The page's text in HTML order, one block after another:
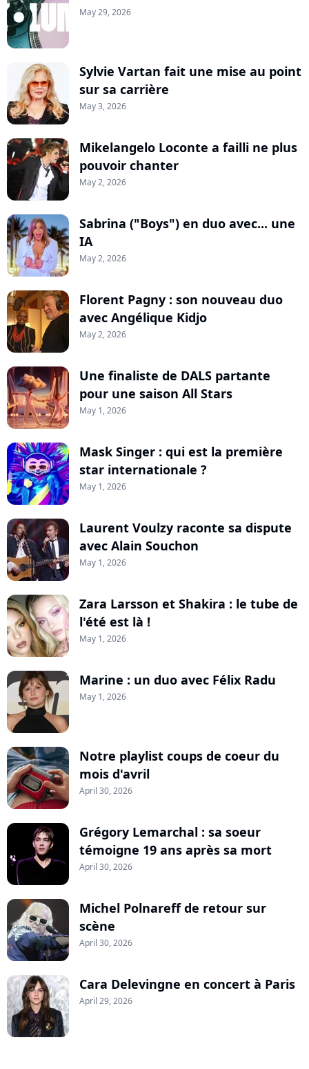
May 29, 2026
Sylvie Vartan fait une mise au point
sur sa carrière
May 3, 2026
Mikelangelo Loconte a failli ne plus
pouvoir chanter
May 2, 2026
Sabrina ("Boys") en duo avec... une
IA
May 2, 2026
Florent Pagny : son nouveau duo
avec Angélique Kidjo
May 2, 2026
Une finaliste de DALS partante
pour une saison All Stars
May 1, 2026
Mask Singer : qui est la première
star internationale ?
May 1, 2026
Laurent Voulzy raconte sa dispute
avec Alain Souchon
May 1, 2026
Zara Larsson et Shakira : le tube de
l'été est là !
May 1, 2026
Marine : un duo avec Félix Radu
May 1, 2026
Notre playlist coups de coeur du
mois d'avril
April 30, 2026
Grégory Lemarchal : sa soeur
témoigne 19 ans après sa mort
April 30, 2026
Michel Polnareff de retour sur
scène
April 30, 2026
Cara Delevingne en concert à Paris
April 29, 2026